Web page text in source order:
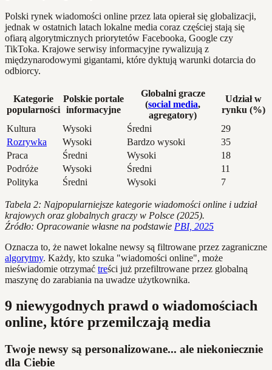
Polski rynek wiadomości online przez lata opierał się globalizacji,
jednak w ostatnich latach lokalne media coraz częściej stają się
ofiarą algorytmicznych priorytetów Facebooka, Google czy
TikToka. Krajowe serwisy informacyjne rywalizują z
międzynarodowymi gigantami, które dyktują warunki dotarcia do
odbiorcy.
Kategorie
popularności
Polskie portale
informacyjne
Globalni gracze
(social media,
agregatory)
Udział w
rynku (%)
Kultura
Wysoki Średni
29
Rozrywka
Wysoki Bardzo wysoki
35
Praca
Średni Wysoki
18
Podróże
Wysoki Średni
11
Polityka
Średni Wysoki 7
Tabela 2: Najpopularniejsze kategorie wiadomości online i udział
krajowych oraz globalnych graczy w Polsce (2025).
Źródło: Opracowanie własne na podstawie PBI, 2025
Oznacza to, że nawet lokalne newsy są filtrowane przez zagraniczne
algorytmy. Każdy, kto szuka "wiadomości online", może
nieświadomie otrzymać treści już przefiltrowane przez globalną
maszynę do zarabiania na uwadze użytkownika.
9 niewygodnych prawd o wiadomościach
online, które przemilczają media
Twoje newsy są personalizowane... ale niekoniecznie
dla Ciebie